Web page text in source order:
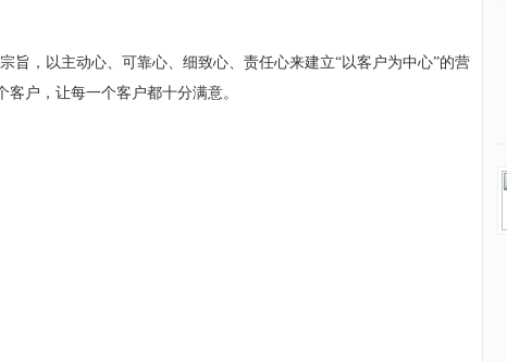
旨，以主动心、可靠心、细致心、责任心来建立“以客户为中心”的营
客户，让每一个客户都十分满意。